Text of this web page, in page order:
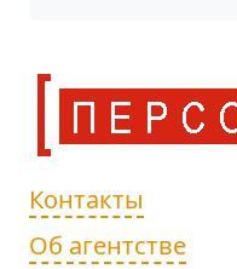
Контакты
Об агентстве